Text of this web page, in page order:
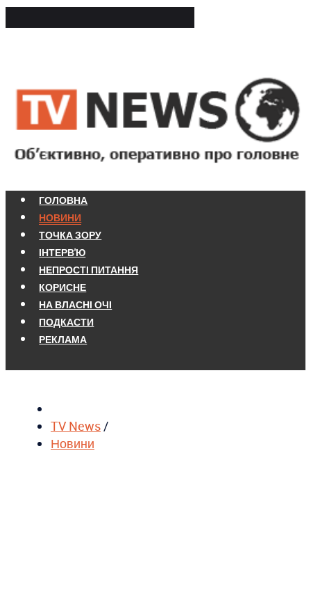
ГОЛОВНА
НОВИНИ
ТОЧКА ЗОРУ
ІНТЕРВ'Ю
НЕПРОСТІ ПИТАННЯ
КОРИСНЕ
НА ВЛАСНІ ОЧІ
ПОДКАСТИ
РЕКЛАМА
TV News/
Новини